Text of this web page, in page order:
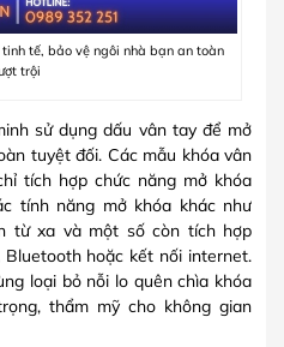
tế, bảo vệ ngôi nhà bạn an toàn
trội
sử dụng dấu vân tay để mở
tuyệt đối. Các mẫu khóa vân
tích hợp chức năng mở khóa
tính năng mở khóa khác như
từ xa và một số còn tích hợp
hoặc kết nối internet.
loại bỏ nỗi lo quên chìa khóa
thẩm mỹ cho không gian